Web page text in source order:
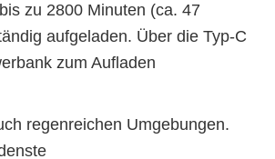
zu 2800 Minuten (ca. 47
aufgeladen. Über die Typ-C
zum Aufladen
regenreichen Umgebungen.